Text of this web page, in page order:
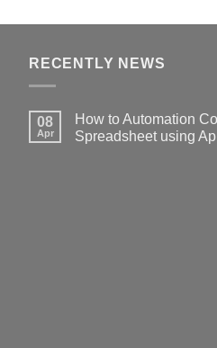
RECENTLY NEWS
08
Apr
How to Automation
Spreadsheet using